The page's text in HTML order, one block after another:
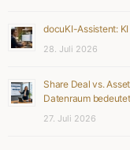
docuKI-Assistent:
28. Juli 2026
Share Deal vs.
Datenraum bedeutet
27. Juli 2026